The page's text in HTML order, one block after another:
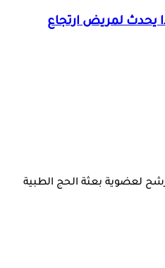
يحدث لمريض ارتجاع
لعضوية بعثة الحج الطبية